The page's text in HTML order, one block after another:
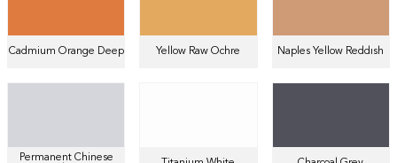
Cadmium Orange Deep Yellow Raw Ochre Naples Yellow Reddısh
Permanent Chinese